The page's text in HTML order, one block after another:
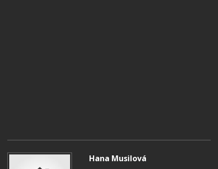
Hana Musilová